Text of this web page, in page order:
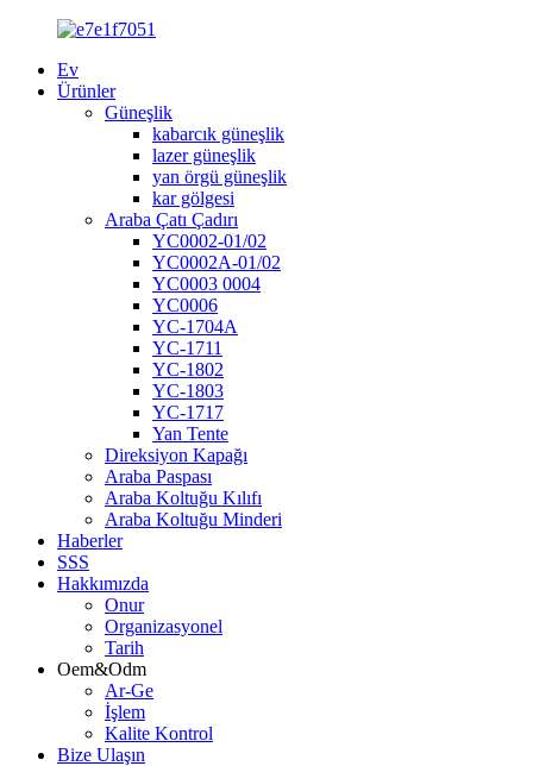
Ev
Ürünler
Güneşlik
kabarcık güneşlik
lazer güneşlik
yan örgü güneşlik
kar gölgesi
Araba Çatı Çadırı
YC0002-01/02
YC0002A-01/02
YC0003 0004
YC0006
YC-1704A
YC-1711
YC-1802
YC-1803
YC-1717
Yan Tente
Direksiyon Kapağı
Araba Paspası
Araba Koltuğu Kılıfı
Araba Koltuğu Minderi
Haberler
SSS
Hakkımızda
Onur
Organizasyonel
Tarih
Oem&Odm
Ar-Ge
İşlem
Kalite Kontrol
Bize Ulaşın